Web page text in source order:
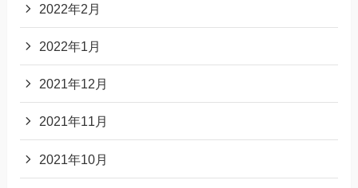
2022年2月
2022年1月
2021年12月
2021年11月
2021年10月